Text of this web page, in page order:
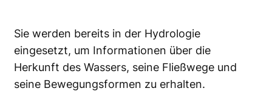
Sie werden bereits in der Hydrologie
eingesetzt, um Informationen über die
Herkunft des Wassers, seine Fließwege und
seine Bewegungsformen zu erhalten.